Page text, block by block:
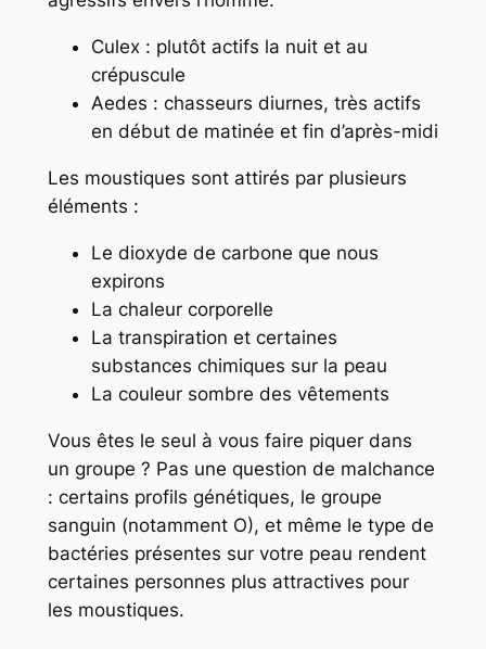
Culex: plutôt actifs la nuit et au
crépuscule
Aedes : chasseurs diurnes, très actifs
en début de matinée et fin d’après-midi
Les moustiques sont attirés par plusieurs
éléments :
Le dioxyde de carbone que nous
expirons
La chaleur corporelle
La transpiration et certaines
substances chimiques sur la peau
La couleur sombre des vêtements
Vous êtes le seul à vous faire piquer dans
un groupe ? Pas une question de malchance
: certains profils génétiques, le groupe
sanguin (notamment O), et même le type de
bactéries présentes sur votre peau rendent
certaines personnes plus attractives pour
les moustiques.